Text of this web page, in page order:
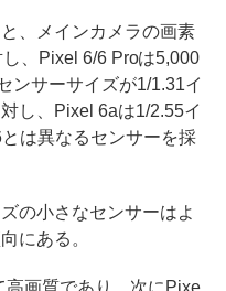
、メインカメラの画素
、Pixel 6/6 Proは5,000
ンサーサイズが1/1.31イ
し、Pixel 6aは1/2.55イ
は異なるセンサーを採
の小さなセンサーはよ
にある。
高画質であり、次にPixe